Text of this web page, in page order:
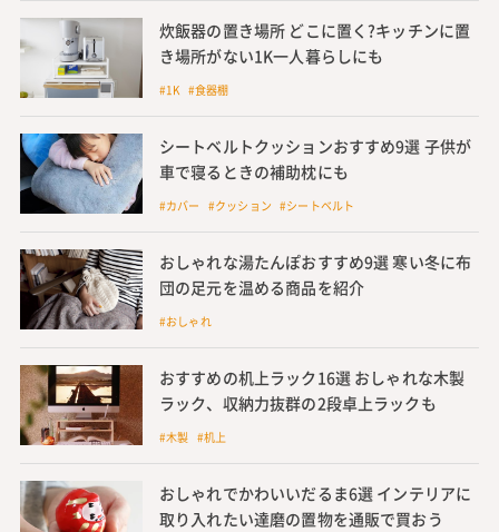
炊飯器の置き場所 どこに置く?キッチンに置
き場所がない1K一人暮らしにも
#1K #食器棚
シートベルトクッションおすすめ9選 子供が
車で寝るときの補助枕にも
#カバー #クッション #シートベルト
おしゃれな湯たんぽおすすめ9選 寒い冬に布
団の足元を温める商品を紹介
#おしゃれ
おすすめの机上ラック16選 おしゃれな木製
ラック、収納力抜群の2段卓上ラックも
#木製 #机上
おしゃれでかわいいだるま6選 インテリアに
取り入れたい達磨の置物を通販で買おう